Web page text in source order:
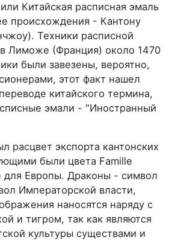
Китайская расписная эмаль
происхождения - Кантону
Техники расписной
Лиможе (Франция) около 1470
были завезены, вероятно,
этот факт нашел
китайского термина,
эмали - "Иностранный
расцвет экспорта кантонских
были цвета Famille
для Европы. Драконы - символ
Императорской власти,
наносятся наряду с
и тигром, так как являются
культуры существами и